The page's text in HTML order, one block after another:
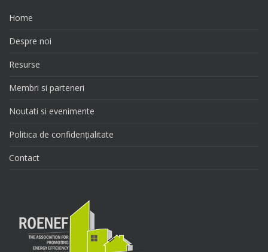
Home
Despre noi
Resurse
Membri si parteneri
Noutati si evenimente
Politica de confidențialitate
Contact